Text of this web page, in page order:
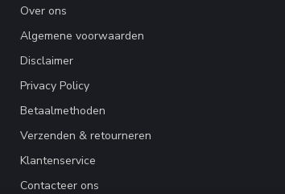
Over ons
Algemene voorwaarden
Disclaimer
Privacy Policy
Betaalmethoden
Verzenden & retourneren
Klantenservice
Contacteer ons